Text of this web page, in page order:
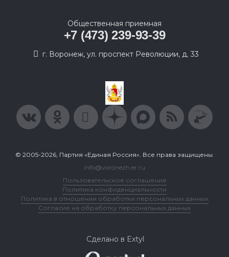
Общественная приемная
+7 (473) 239-93-39
г. Воронеж, ул. проспект Революции, д. 33
© 2005-2026, Партия «Единая Россия». Все права защищены.
info@voronezh.er.ru
Пользовательское соглашение
Политика конфиденциальности
Политика в отношении обработки персональных данных
Согласие на обработку персональных данных
Сделано в Extyl